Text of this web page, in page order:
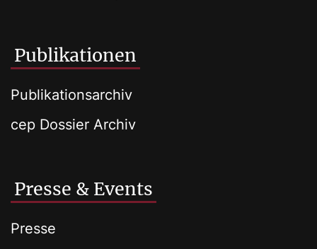
Publikationen
Publikationsarchiv
cep Dossier Archiv
Presse & Events
Presse